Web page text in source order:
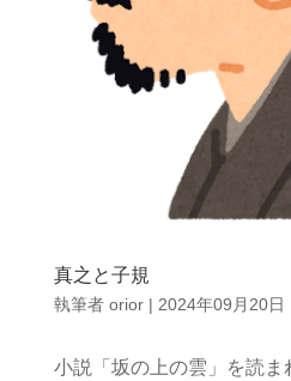
真之と子規
執筆者 orior| 2024年09月20日
小説「坂の上の雲」を読ま